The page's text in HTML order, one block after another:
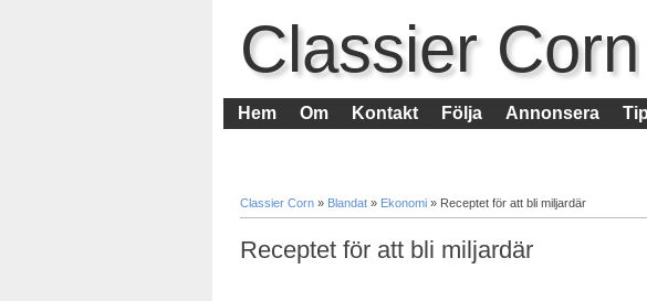
Classier Corn
Hem Om Kontakt Följa Annonsera
Classier Corn » Blandat » Ekonomi » Receptet för att bli miljardär
Receptet för att bli miljardär